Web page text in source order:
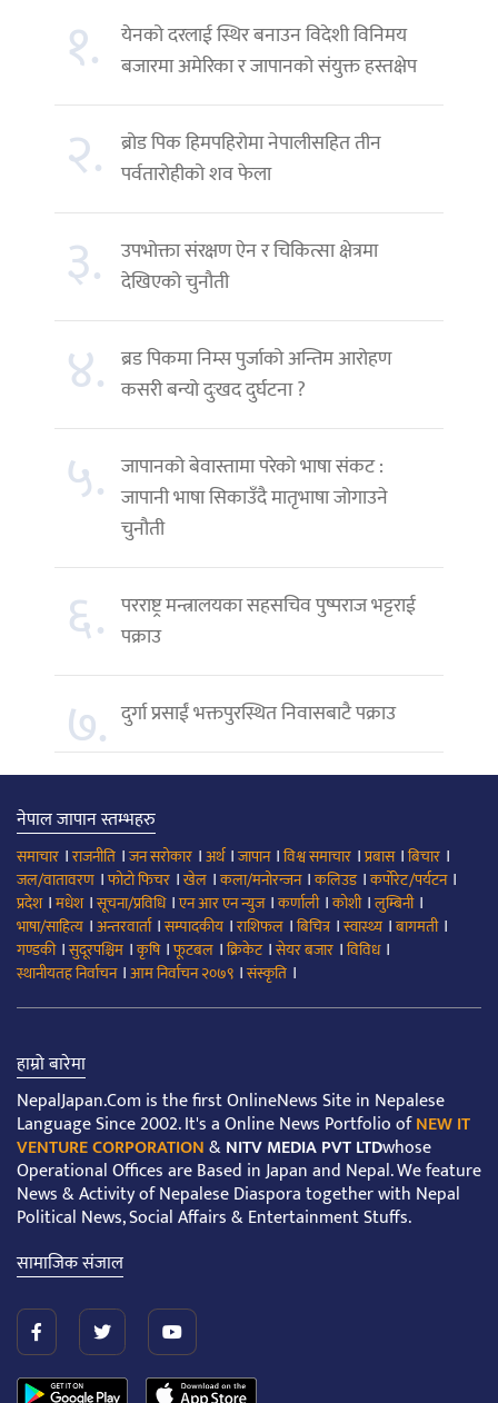
१.
येनको दरलाई स्थिर बनाउन विदेशी विनिमय
बजारमा अमेरिका र जापानको संयुक्त हस्तक्षेप
२. ब्रोड पिक हिमपहिरोमा नेपालीसहित तीन
पर्वतारोहीको शव फेला
३.
उपभोक्ता संरक्षण ऐन र चिकित्सा क्षेत्रमा
देखिएको चुनौती
४. ब्रड पिकमा निम्स पुर्जाको अन्तिम आरोहण
कसरी बन्यो दुःखद दुर्घटना ?
५. जापानको बेवास्तामा परेको भाषा संकट :
जापानी भाषा सिकाउँदै मातृभाषा जोगाउने
चुनौती
६. परराष्ट्र मन्त्रालयका सहसचिव पुष्पराज भट्टराई
पक्राउ
७. दुर्गा प्रसाईं भक्तपुरस्थित निवासबाटै पक्राउ
नेपाल जापान स्तम्भहरु
समाचार ।राजनीति ।जन सरोकार ।अर्थ।जापान।विश्व समाचार ।प्रबास।बिचार ।
जल/वातावरण ।फोटो फिचर ।खेल ।कला/मनोरन्जन।कलिउड।कर्पोरेट/पर्यटन।
प्रदेश।मधेश।सूचना/प्रविधि।एन आर एन न्युज।कर्णाली।कोशी।लुम्बिनी।
भाषा/साहित्य ।अन्तरवार्ता।सम्पादकीय ।राशिफल ।बिचित्र।स्वास्थ्य ।बागमती।
गण्डकी।सुदूरपश्चिम ।कृषि।फूटबल ।क्रिकेट।सेयर बजार ।विविध।
स्थानीयतह निर्वाचन।आम निर्वाचन २०७९ ।संस्कृति ।
हाम्रो बारेमा
NepalJapan.Com is the first OnlineNews Site in Nepalese
Language Since 2002. It's a Online News Portfolio ofNEW IT
VENTURE CORPORATION&NITV MEDIA PVT LTDwhose
Operational Offices are Based in Japan and Nepal. We feature
News & Activity of Nepalese Diaspora together with Nepal
Political News, Social Affairs & Entertainment Stuffs.
सामाजिक संजाल